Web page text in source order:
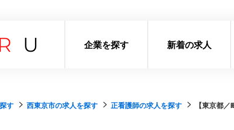
企業を探す 新着の求人
す 西東京市の求人を探す 正看護師の求人を探す 【東京都